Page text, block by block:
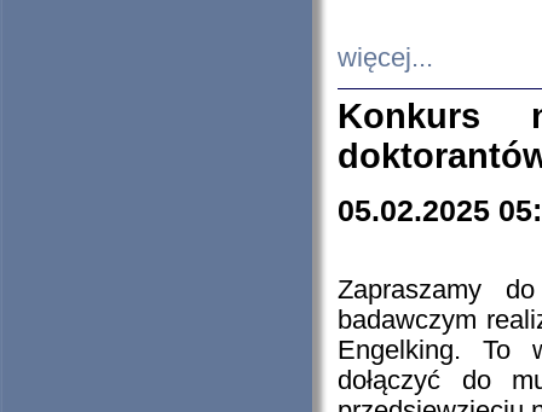
więcej...
Konkurs
05.02.2025
Zapraszamy
badawczym
Engelking. To
dołączyć do